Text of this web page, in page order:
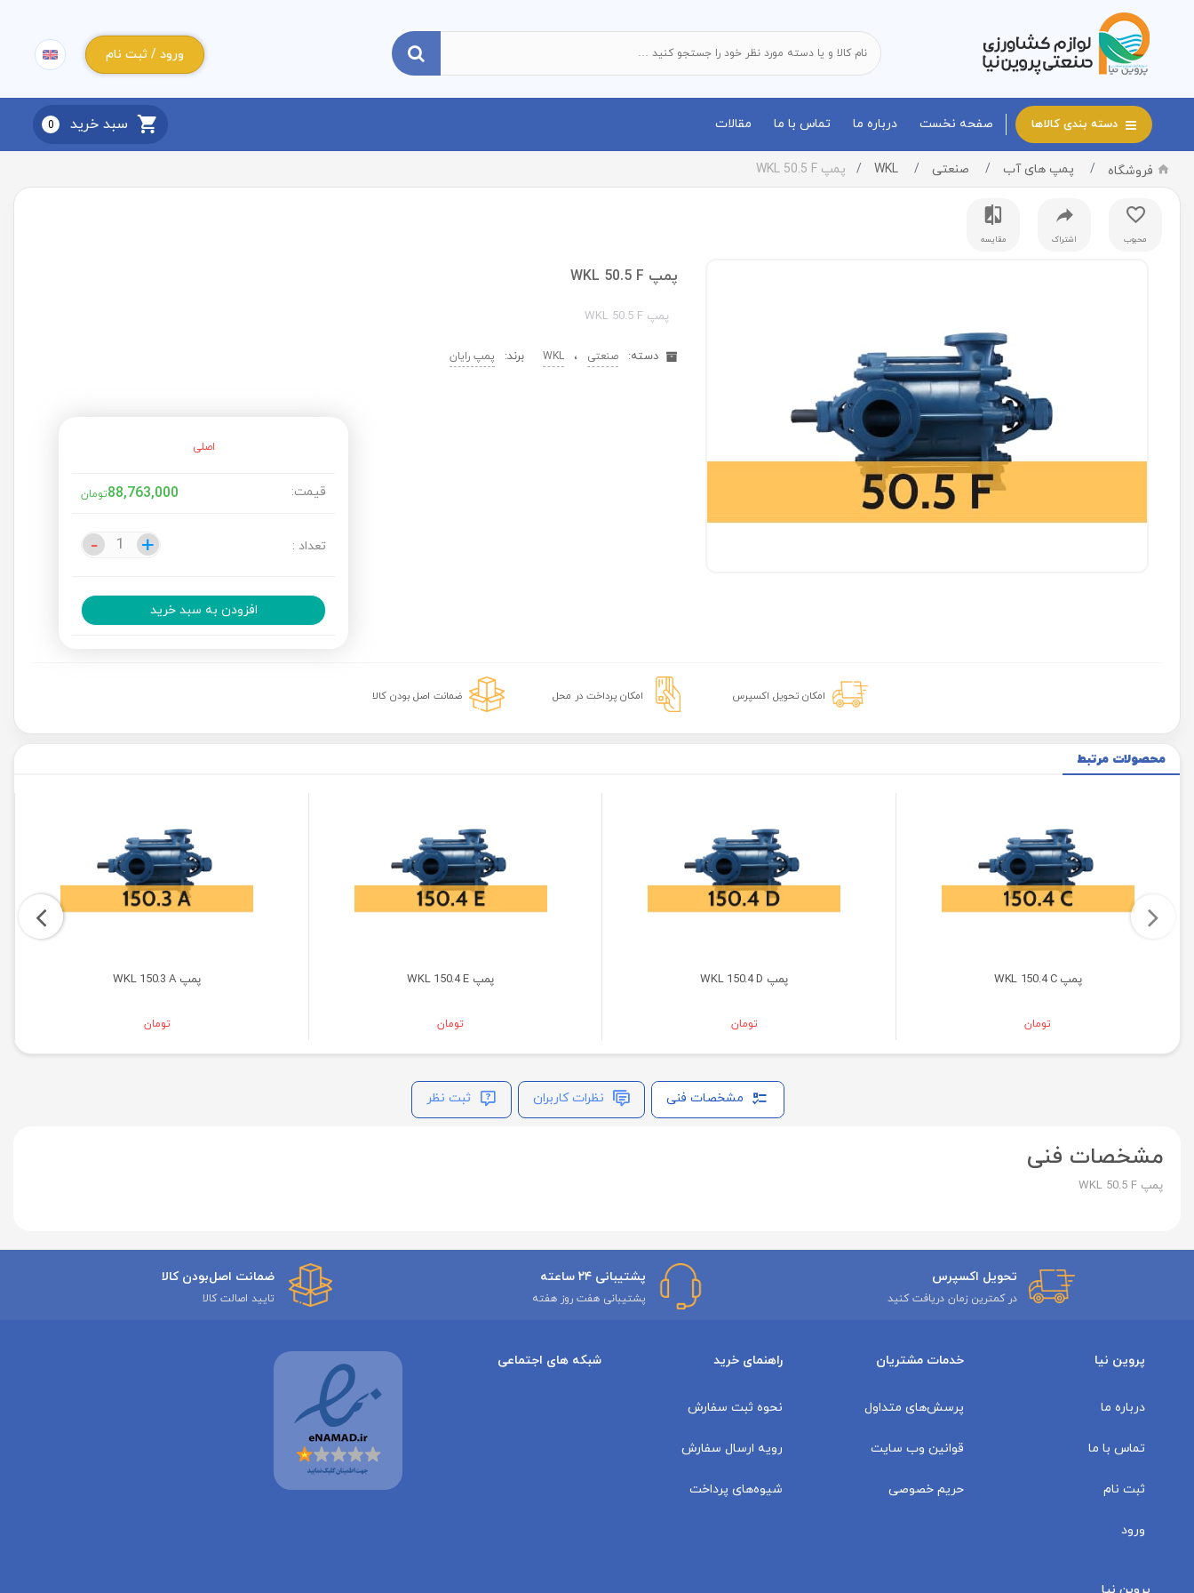
ورود / ثبت نام
دسته بندی کالاها صفحه نخست درباره ما تماس با ما مقالات سبد خرید 0
فروشگاه پمپ های آب صنعتی WKL پمپ WKL 50.5 F
محبوب اشتراک مقایسه
پمپ WKL 50.5 F
پمپ WKL 50.5 F
دسته: صنعتی ، WKL برند: پمپ رایان
اصلی
قیمت: 88,763,000تومان
تعداد : +
- +
-
افزودن به سبد خرید
امکان تحویل اکسپرس امکان پرداخت در محل ضمانت اصل بودن کالا
محصولات مرتبط
پمپ WKL 150.4 C
تومان
پمپ WKL 150.4 D
تومان
پمپ WKL 150.4 E
تومان
پمپ WKL 150.3 A
تومان
مشخصات فنی نظرات کاربران ثبت نظر
مشخصات فنی
پمپ WKL 50.5 F
تحویل اکسپرس
در کمترین زمان دریافت کنید
پشتیبانی ۲۴ ساعته
پشتیبانی هفت روز هفته
ضمانت اصل‌بودن کالا
تایید اصالت کالا
پروین نیا
درباره ما
تماس با ما
ثبت نام
ورود
خدمات مشتریان
پرسش‌های متداول
قوانین وب سایت
حریم خصوصی
راهنمای خرید
نحوه ثبت سفارش
رویه ارسال سفارش
شیوه‌های پرداخت
شبکه های اجتماعی